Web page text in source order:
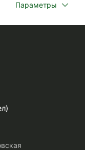
Параметры